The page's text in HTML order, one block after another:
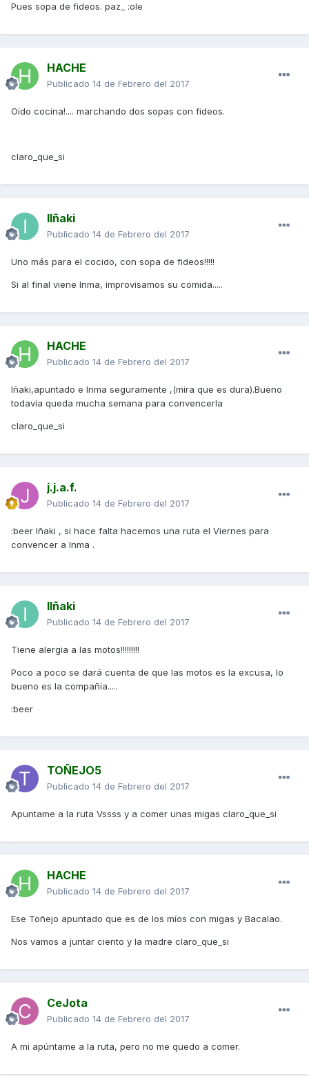
Pues sopa de fideos. paz_ :ole
HACHE
Publicado 14 de Febrero del 2017
Oído cocina!.... marchando dos sopas con fideos.
claro_que_si
IIñaki
Publicado 14 de Febrero del 2017
Uno más para el cocido, con sopa de fideos!!!!!
Si al final viene Inma, improvisamos su comida.....
HACHE
Publicado 14 de Febrero del 2017
Iñaki,apuntado e Inma seguramente ,(mira que es dura).Bueno
todavía queda mucha semana para convencerla
claro_que_si
j.j.a.f.
Publicado 14 de Febrero del 2017
:beer Iñaki , si hace falta hacemos una ruta el Viernes para
convencer a Inma .
IIñaki
Publicado 14 de Febrero del 2017
Tiene alergia a las motos!!!!!!!!!
Poco a poco se dará cuenta de que las motos es la excusa, lo
bueno es la compañía.....
:beer
TOÑEJO5
Publicado 14 de Febrero del 2017
Apuntame a la ruta Vssss y a comer unas migas claro_que_si
HACHE
Publicado 14 de Febrero del 2017
Ese Toñejo apuntado que es de los míos con migas y Bacalao.
Nos vamos a juntar ciento y la madre claro_que_si
CeJota
Publicado 14 de Febrero del 2017
A mi apúntame a la ruta, pero no me quedo a comer.